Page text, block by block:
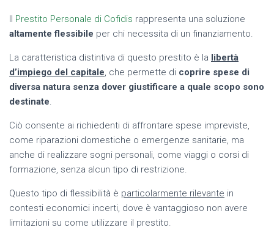
Il Prestito Personale di Cofidis rappresenta una soluzione
altamente flessibile per chi necessita di un finanziamento.
La caratteristica distintiva di questo prestito è la libertà
d’impiego del capitale, che permette di coprire spese di
diversa natura senza dover giustificare a quale scopo sono
destinate.
Ciò consente ai richiedenti di affrontare spese impreviste,
come riparazioni domestiche o emergenze sanitarie, ma
anche di realizzare sogni personali, come viaggi o corsi di
formazione, senza alcun tipo di restrizione.
Questo tipo di flessibilità è particolarmente rilevante in
contesti economici incerti, dove è vantaggioso non avere
limitazioni su come utilizzare il prestito.